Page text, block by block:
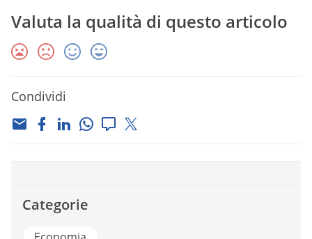
Valuta la qualità di questo articolo
Condividi
Categorie